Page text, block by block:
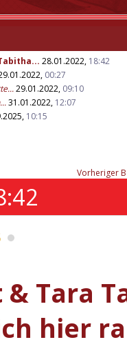
28.01.2022, 18:42
00:27
29.01.2022, 09:10
31.01.2022, 12:07
10:15
Vorheriger
& Tara
hier